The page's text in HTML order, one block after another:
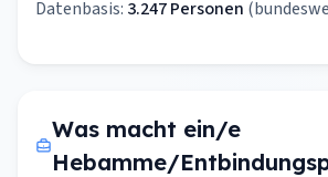
Datenbasis: 3.247 Personen
Was macht ein/e
Hebamme/